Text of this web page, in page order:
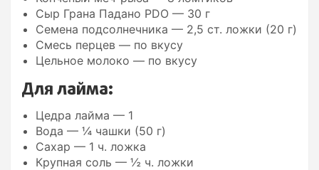
Сыр Грана Падано PDO — 30 г
Семена подсолнечника — 2,5 ст. ложки (20 г)
Смесь перцев — по вкусу
Цельное молоко — по вкусу
Для лайма:
Цедра лайма — 1
Вода — ¼ чашки (50 г)
Сахар — 1 ч. ложка
Крупная соль — ½ ч. ложки